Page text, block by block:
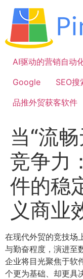
容
AI驱动的营销自动
Google
SEO搜
品推外贸获客软件
当“流
竞争力
件的稳
义商业
在现代外贸的竞技场
与勤奋程度，演进至
企业将目光聚焦于软
个更为基础、却更